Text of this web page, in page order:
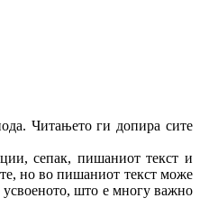
Читањето ги допира сите
сепак, пишаниот текст и
но во пишаниот текст може
усвоеното, што е многу важно